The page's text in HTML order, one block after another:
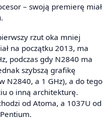
– swoją premierę miał
rzut oka mniej
na początku 2013, ma
podczas gdy N2840 ma
szybszą grafikę
N2840, a 1 GHz), a do tego
o inną architekturę.
od Atoma, a 1037U od